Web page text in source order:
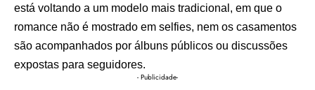
está voltando a um modelo mais tradicional, em que o
romance não é mostrado em selfies, nem os casamentos
são acompanhados por álbuns públicos ou discussões
expostas para seguidores.
- Publicidade-